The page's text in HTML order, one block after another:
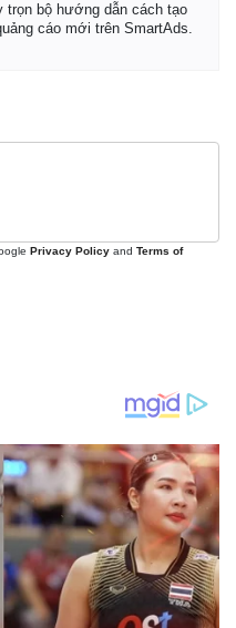
Thị trường
Giá cà phê
trọn bộ hướng dẫn cách tạo
cáo mới trên SmartAds.
Privacy Policy and Terms of